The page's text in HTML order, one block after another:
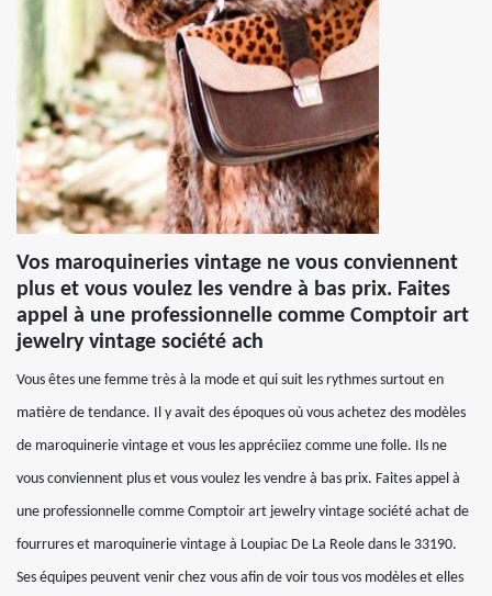
Vos maroquineries vintage ne vous conviennent
plus et vous voulez les vendre à bas prix. Faites
appel à une professionnelle comme Comptoir art
jewelry vintage société ach
Vous êtes une femme très à la mode et qui suit les rythmes surtout en
matière de tendance. Il y avait des époques où vous achetez des modèles
de maroquinerie vintage et vous les appréciiez comme une folle. Ils ne
vous conviennent plus et vous voulez les vendre à bas prix. Faites appel à
une professionnelle comme Comptoir art jewelry vintage société achat de
fourrures et maroquinerie vintage à Loupiac De La Reole dans le 33190.
Ses équipes peuvent venir chez vous afin de voir tous vos modèles et elles